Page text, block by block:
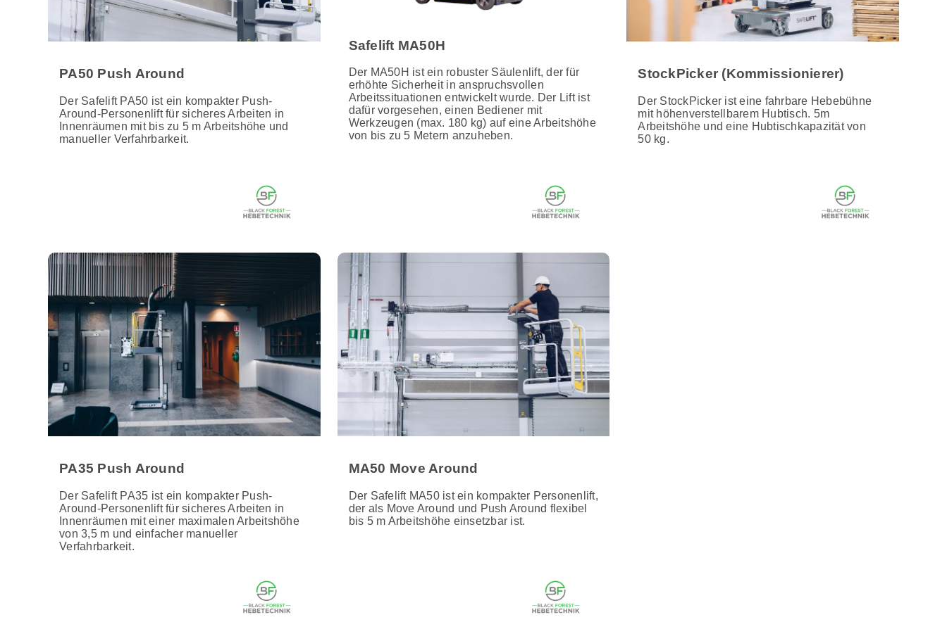
PA50 Push Around
Der Safelift PA50 ist ein kompakter Push-
Around-Personenlift für sicheres Arbeiten in
Innenräumen mit bis zu 5 m Arbeitshöhe und
manueller Verfahrbarkeit.
Safelift MA50H
Der MA50H ist ein robuster Säulenlift, der für
erhöhte Sicherheit in anspruchsvollen
Arbeitssituationen entwickelt wurde. Der Lift ist
dafür vorgesehen, einen Bediener mit
Werkzeugen (max. 180 kg) auf eine Arbeitshöhe
von bis zu 5 Metern anzuheben.
StockPicker (Kommissionierer)
Der StockPicker ist eine fahrbare Hebebühne
mit höhenverstellbarem Hubtisch. 5m
Arbeitshöhe und eine Hubtischkapazität von
50 kg.
PA35 Push Around
Der Safelift PA35 ist ein kompakter Push-
Around-Personenlift für sicheres Arbeiten in
Innenräumen mit einer maximalen Arbeitshöhe
von 3,5 m und einfacher manueller
Verfahrbarkeit.
MA50 Move Around
Der Safelift MA50 ist ein kompakter Personenlift,
der als Move Around und Push Around flexibel
bis 5 m Arbeitshöhe einsetzbar ist.